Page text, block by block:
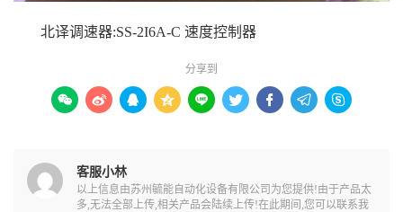
北译调速器:SS-2I6A-C 速度控制器
分享到
        
客服小林
以上信息由苏州毓能自动化设备有限公司为您提供!由于产品太
多,无法全部上传,相关产品会陆续上传!在此期间,您可以联系我